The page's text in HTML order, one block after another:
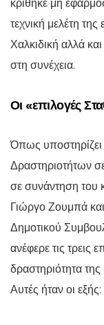
κρίθηκε μη
τεχνική μελέτη της
Χαλκιδική αλλά
στη συνέχεια.
Οι «επιλογές
Όπως υποστηρίζει
Δραστηριοτήτων
σε συνάντηση του
Γιώργο Ζουμπά
Δημοτικού
ανέφερε τις τρεις
δραστηριότητα
Αυτές ήταν οι εξής: